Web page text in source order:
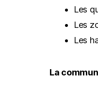
Les
Les
Les
La